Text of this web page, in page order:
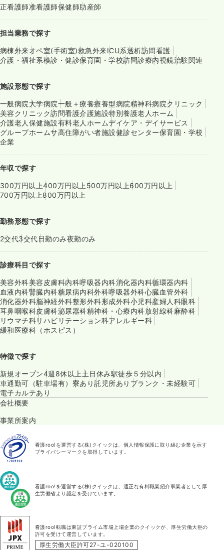
正看護師准看護師保健師助産師
担当業務で探す
病棟外来オペ室(手術室)救急外来ICU系透析訪問看護
介護・福祉系検診・健診保育園・学校訪問診療内視鏡治験関連
施設形態で探す
一般病院大学病院一般＋療養療養型病院精神科病院クリニック
美容クリニック訪問看護介護施設特別養護老人ホーム
介護老人保健施設有料老人ホームデイケア・デイサービス
グループホームサ高住障がい者施設健診センター保育園・学校
企業
年収で探す
300万円以上400万円以上 500万円以上600万円以上
700万円以上800万円以上
勤務形態で探す
2交代3交代日勤のみ夜勤のみ
診療科目で探す
美容外科美容皮膚科内科呼吸器内科消化器内科循環器内科
血液内科腎臓内科糖尿病内科外科呼吸器外科心臓血管外科
消化器外科脳神経外科整形外科形成外科小児科産婦人科眼科
耳鼻咽喉科皮膚科泌尿器科精神科・心療内科放射線科麻酔科
リウマチ科リハビリテーション科アレルギー科
緩和医療科（ホスピス）
特徴で探す
新規オープン4週8休以上 土日休み駅徒歩５分以内
車通勤可（駐車場有） 寮あり託児所あり ブランク・未経験可
電子カルテあり
会社概要
事業所案内
看護roo!を運営する(株)クイックは、個人情報保護に取り組む企業を示す
プライバシーマークを取得しています。
看護roo!を運営する(株)クイックは、適正な有料職業紹介事業者として厚
生労働省より認定を受けています。
看護roo!転職は東証プライム市場上場企業のクイックが、厚生労働大臣の
許可を受けて運営しています。
厚生労働大臣許可27-ユ-020100